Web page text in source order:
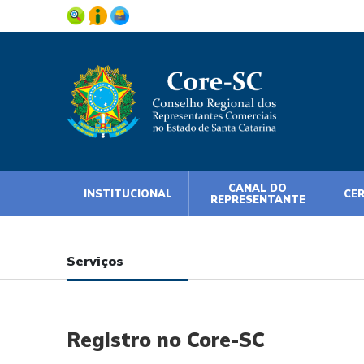
INSTITUCIONAL
CANAL DO
REPRESENTANTE
Serviços
Registro no Core-SC